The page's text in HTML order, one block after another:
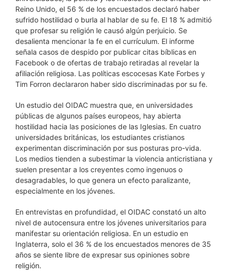
Reino Unido, el 56 % de los encuestados declaró haber
sufrido hostilidad o burla al hablar de su fe. El 18 % admitió
que profesar su religión le causó algún perjuicio. Se
desalienta mencionar la fe en el currículum. El informe
señala casos de despido por publicar citas bíblicas en
Facebook o de ofertas de trabajo retiradas al revelar la
afiliación religiosa. Las políticas escocesas Kate Forbes y
Tim Forron declararon haber sido discriminadas por su fe.
Un estudio del OIDAC muestra que, en universidades
públicas de algunos países europeos, hay abierta
hostilidad hacia las posiciones de las Iglesias. En cuatro
universidades británicas, los estudiantes cristianos
experimentan discriminación por sus posturas pro-vida.
Los medios tienden a subestimar la violencia anticristiana y
suelen presentar a los creyentes como ingenuos o
desagradables, lo que genera un efecto paralizante,
especialmente en los jóvenes.
En entrevistas en profundidad, el OIDAC constató un alto
nivel de autocensura entre los jóvenes universitarios para
manifestar su orientación religiosa. En un estudio en
Inglaterra, solo el 36 % de los encuestados menores de 35
años se siente libre de expresar sus opiniones sobre
religión.